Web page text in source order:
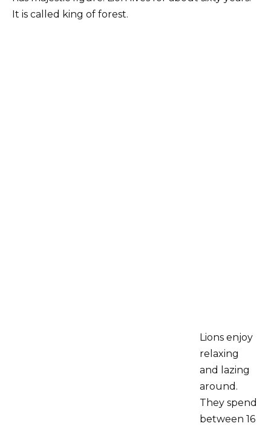
It is called king of forest.
Lions enjoy
relaxing
and lazing
around.
They spend
between 16